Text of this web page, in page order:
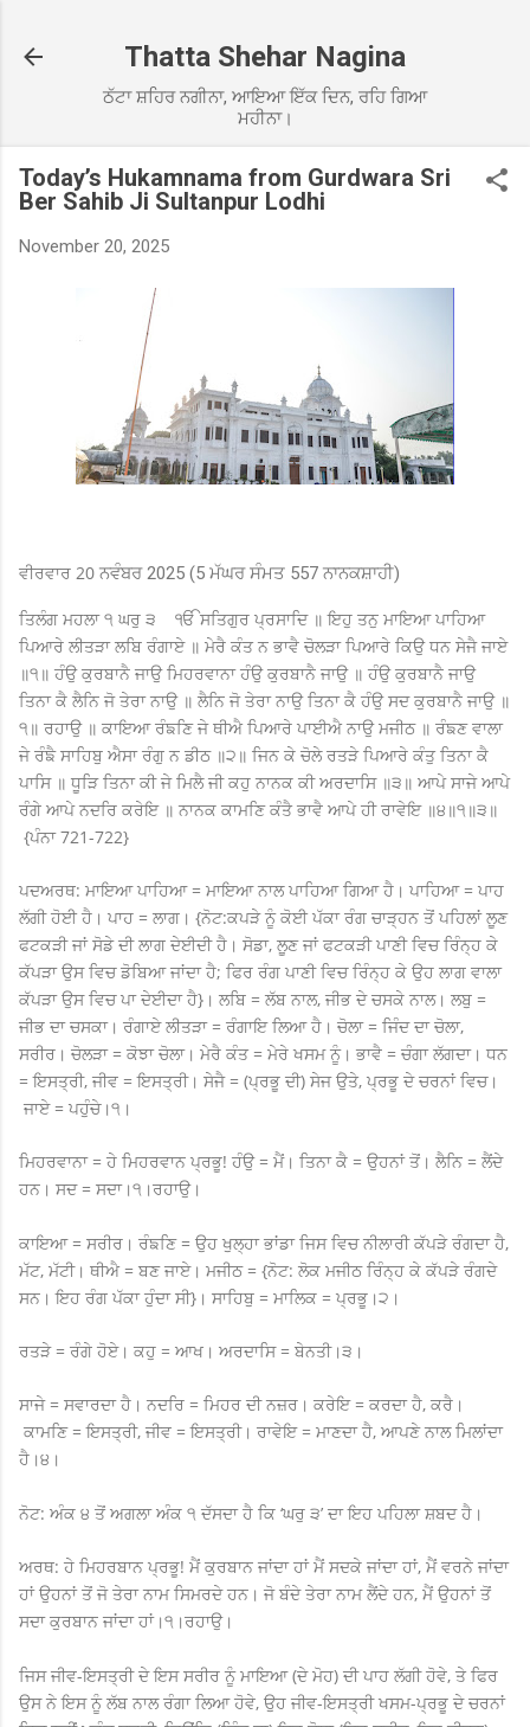
Thatta Shehar Nagina
ਠੱਟਾ ਸ਼ਹਿਰ ਨਗੀਨਾ, ਆਇਆ ਇੱਕ ਦਿਨ, ਰਹਿ ਗਿਆ
ਮਹੀਨਾ।
Today’s Hukamnama from Gurdwara Sri
Ber Sahib Ji Sultanpur Lodhi
November 20, 2025
ਵੀਰਵਾਰ 20 ਨਵੰਬਰ 2025 (5 ਮੱਘਰ ਸੰਮਤ 557 ਨਾਨਕਸ਼ਾਹੀ)
ਤਿਲੰਗ ਮਹਲਾ ੧ ਘਰੁ ੩ ੴ ਸਤਿਗੁਰ ਪ੍ਰਸਾਦਿ ॥ ਇਹੁ ਤਨੁ ਮਾਇਆ ਪਾਹਿਆ
ਪਿਆਰੇ ਲੀਤੜਾ ਲਬਿ ਰੰਗਾਏ ॥ ਮੇਰੈ ਕੰਤ ਨ ਭਾਵੈ ਚੋਲੜਾ ਪਿਆਰੇ ਕਿਉ ਧਨ ਸੇਜੈ ਜਾਏ
॥੧॥ ਹੰਉ ਕੁਰਬਾਨੈ ਜਾਉ ਮਿਹਰਵਾਨਾ ਹੰਉ ਕੁਰਬਾਨੈ ਜਾਉ ॥ ਹੰਉ ਕੁਰਬਾਨੈ ਜਾਉ
ਤਿਨਾ ਕੈ ਲੈਨਿ ਜੋ ਤੇਰਾ ਨਾਉ ॥ ਲੈਨਿ ਜੋ ਤੇਰਾ ਨਾਉ ਤਿਨਾ ਕੈ ਹੰਉ ਸਦ ਕੁਰਬਾਨੈ ਜਾਉ ॥
੧॥ ਰਹਾਉ ॥ ਕਾਇਆ ਰੰਙਣਿ ਜੇ ਥੀਐ ਪਿਆਰੇ ਪਾਈਐ ਨਾਉ ਮਜੀਠ ॥ ਰੰਙਣ ਵਾਲਾ
ਜੇ ਰੰਙੈ ਸਾਹਿਬੁ ਐਸਾ ਰੰਗੁ ਨ ਡੀਠ ॥੨॥ ਜਿਨ ਕੇ ਚੋਲੇ ਰਤੜੇ ਪਿਆਰੇ ਕੰਤੁ ਤਿਨਾ ਕੈ
ਪਾਸਿ ॥ ਧੂੜਿ ਤਿਨਾ ਕੀ ਜੇ ਮਿਲੈ ਜੀ ਕਹੁ ਨਾਨਕ ਕੀ ਅਰਦਾਸਿ ॥੩॥ ਆਪੇ ਸਾਜੇ ਆਪੇ
ਰੰਗੇ ਆਪੇ ਨਦਰਿ ਕਰੇਇ ॥ ਨਾਨਕ ਕਾਮਣਿ ਕੰਤੈ ਭਾਵੈ ਆਪੇ ਹੀ ਰਾਵੇਇ ॥੪॥੧॥੩॥
{ਪੰਨਾ 721-722}
ਪਦਅਰਥ: ਮਾਇਆ ਪਾਹਿਆ = ਮਾਇਆ ਨਾਲ ਪਾਹਿਆ ਗਿਆ ਹੈ। ਪਾਹਿਆ = ਪਾਹ
ਲੱਗੀ ਹੋਈ ਹੈ। ਪਾਹ = ਲਾਗ। {ਨੋਟ:ਕਪੜੇ ਨੂੰ ਕੋਈ ਪੱਕਾ ਰੰਗ ਚਾੜ੍ਹਨ ਤੋਂ ਪਹਿਲਾਂ ਲੂਣ
ਫਟਕੜੀ ਜਾਂ ਸੋਡੇ ਦੀ ਲਾਗ ਦੇਈਦੀ ਹੈ। ਸੋਡਾ, ਲੂਣ ਜਾਂ ਫਟਕੜੀ ਪਾਣੀ ਵਿਚ ਰਿੰਨ੍ਹ ਕੇ
ਕੱਪੜਾ ਉਸ ਵਿਚ ਡੋਬਿਆ ਜਾਂਦਾ ਹੈ; ਫਿਰ ਰੰਗ ਪਾਣੀ ਵਿਚ ਰਿੰਨ੍ਹ ਕੇ ਉਹ ਲਾਗ ਵਾਲਾ
ਕੱਪੜਾ ਉਸ ਵਿਚ ਪਾ ਦੇਈਦਾ ਹੈ}। ਲਬਿ = ਲੱਬ ਨਾਲ, ਜੀਭ ਦੇ ਚਸਕੇ ਨਾਲ। ਲਬੁ =
ਜੀਭ ਦਾ ਚਸਕਾ। ਰੰਗਾਏ ਲੀਤੜਾ = ਰੰਗਾਇ ਲਿਆ ਹੈ। ਚੋਲਾ = ਜਿੰਦ ਦਾ ਚੋਲਾ,
ਸਰੀਰ। ਚੋਲੜਾ = ਕੋਝਾ ਚੋਲਾ। ਮੇਰੈ ਕੰਤ = ਮੇਰੇ ਖਸਮ ਨੂੰ। ਭਾਵੈ = ਚੰਗਾ ਲੱਗਦਾ। ਧਨ
= ਇਸਤ੍ਰੀ, ਜੀਵ = ਇਸਤ੍ਰੀ। ਸੇਜੈ = (ਪ੍ਰਭੂ ਦੀ) ਸੇਜ ਉਤੇ, ਪ੍ਰਭੂ ਦੇ ਚਰਨਾਂ ਵਿਚ।
ਜਾਏ = ਪਹੁੰਚੇ।੧।
ਮਿਹਰਵਾਨਾ = ਹੇ ਮਿਹਰਵਾਨ ਪ੍ਰਭੂ! ਹੰਉ = ਮੈਂ। ਤਿਨਾ ਕੈ = ਉਹਨਾਂ ਤੋਂ। ਲੈਨਿ = ਲੈਂਦੇ
ਹਨ। ਸਦ = ਸਦਾ।੧।ਰਹਾਉ।
ਕਾਇਆ = ਸਰੀਰ। ਰੰਙਣਿ = ਉਹ ਖੁਲ੍ਹਾ ਭਾਂਡਾ ਜਿਸ ਵਿਚ ਨੀਲਾਰੀ ਕੱਪੜੇ ਰੰਗਦਾ ਹੈ,
ਮੱਟ, ਮੱਟੀ। ਥੀਐ = ਬਣ ਜਾਏ। ਮਜੀਠ = {ਨੋਟ: ਲੋਕ ਮਜੀਠ ਰਿੰਨ੍ਹ ਕੇ ਕੱਪੜੇ ਰੰਗਦੇ
ਸਨ। ਇਹ ਰੰਗ ਪੱਕਾ ਹੁੰਦਾ ਸੀ}। ਸਾਹਿਬੁ = ਮਾਲਿਕ = ਪ੍ਰਭੂ।੨।
ਰਤੜੇ = ਰੰਗੇ ਹੋਏ। ਕਹੁ = ਆਖ। ਅਰਦਾਸਿ = ਬੇਨਤੀ।੩।
ਸਾਜੇ = ਸਵਾਰਦਾ ਹੈ। ਨਦਰਿ = ਮਿਹਰ ਦੀ ਨਜ਼ਰ। ਕਰੇਇ = ਕਰਦਾ ਹੈ, ਕਰੈ।
ਕਾਮਣਿ = ਇਸਤ੍ਰੀ, ਜੀਵ = ਇਸਤ੍ਰੀ। ਰਾਵੇਇ = ਮਾਣਦਾ ਹੈ, ਆਪਣੇ ਨਾਲ ਮਿਲਾਂਦਾ
ਹੈ।੪।
ਨੋਟ: ਅੰਕ ੪ ਤੋਂ ਅਗਲਾ ਅੰਕ ੧ ਦੱਸਦਾ ਹੈ ਕਿ ‘ਘਰੁ ੩’ ਦਾ ਇਹ ਪਹਿਲਾ ਸ਼ਬਦ ਹੈ।
ਅਰਥ: ਹੇ ਮਿਹਰਬਾਨ ਪ੍ਰਭੂ! ਮੈਂ ਕੁਰਬਾਨ ਜਾਂਦਾ ਹਾਂ ਮੈਂ ਸਦਕੇ ਜਾਂਦਾ ਹਾਂ, ਮੈਂ ਵਰਨੇ ਜਾਂਦਾ
ਹਾਂ ਉਹਨਾਂ ਤੋਂ ਜੋ ਤੇਰਾ ਨਾਮ ਸਿਮਰਦੇ ਹਨ। ਜੋ ਬੰਦੇ ਤੇਰਾ ਨਾਮ ਲੈਂਦੇ ਹਨ, ਮੈਂ ਉਹਨਾਂ ਤੋਂ
ਸਦਾ ਕੁਰਬਾਨ ਜਾਂਦਾ ਹਾਂ।੧।ਰਹਾਉ।
ਜਿਸ ਜੀਵ-ਇਸਤ੍ਰੀ ਦੇ ਇਸ ਸਰੀਰ ਨੂੰ ਮਾਇਆ (ਦੇ ਮੋਹ) ਦੀ ਪਾਹ ਲੱਗੀ ਹੋਵੇ, ਤੇ ਫਿਰ
ਉਸ ਨੇ ਇਸ ਨੂੰ ਲੱਬ ਨਾਲ ਰੰਗਾ ਲਿਆ ਹੋਵੇ, ਉਹ ਜੀਵ-ਇਸਤ੍ਰੀ ਖਸਮ-ਪ੍ਰਭੂ ਦੇ ਚਰਨਾਂ